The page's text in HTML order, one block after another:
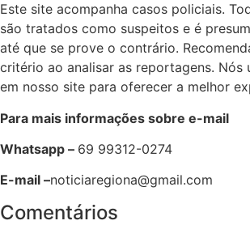
Este site acompanha casos policiais.
são tratados como suspeitos e é
até que se prove o contrário.
critério ao analisar as reportagens. Nós
em nosso site para oferecer a melhor
Para mais informações sobre e-mail
Whatsapp – 69 99312-0274
E-mail –noticiaregiona@gmail.com
Comentários